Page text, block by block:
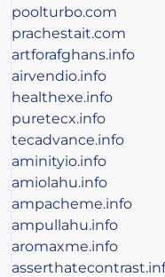
poolturbo.com
prachestait.com
artforafghans.info
airvendio.info
healthexe.info
puretecx.info
tecadvance.info
aminityio.info
amiolahu.info
ampacheme.info
ampullahu.info
aromaxme.info